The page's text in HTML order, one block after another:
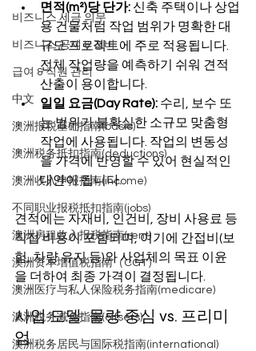
비즈니스 세금 의무
비즈니스 공제 & 경비
급여 & 직원 관리
中文
澳洲报税基础指南(basic)
澳洲税务抵扣指南(deductions)
澳洲收入申报指南(income)
不同职业报税抵扣指南(jobs)
澳洲房租收入报税指南(rent)
澳洲资本增值税指南（CGT）
澳洲医疗与私人保险税务指南(medicare)
澳洲税务减免指南(offsets)
澳洲税务居民与国际税指南(international)
면적(m²)당 단가: 신축 주택이나 상업
용 건물처럼 작업 범위가 명확한 대
규모 프로젝트에 주로 적용됩니다.
전체 작업량을 예측하기 쉬워 견적
산출이 용이합니다.
일일 요금(Day Rate): 수리, 보수 또
는 범위가 불확실한 소규모 맞춤형
작업에 사용됩니다. 작업의 변동성
을 가격에 반영할 수 있어 현실적인
대안이 됩니다.
견적에는 자재비, 인건비, 장비 사용료 등
직접 비용이 포함되며, 여기에 간접비(보
험, 차량 유지 등)와 사업체의 목표 이윤
을 더하여 최종 가격이 결정됩니다.
사업 모델: 물량 중심 vs. 프리미
엄